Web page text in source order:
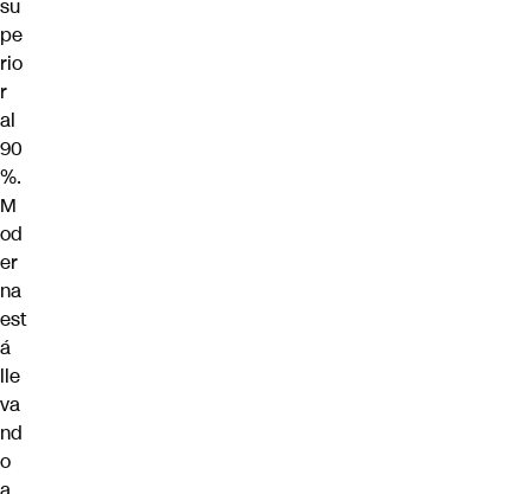
su
pe
rio
r
al
90
%.
M
od
er
na
est
á
lle
va
nd
o